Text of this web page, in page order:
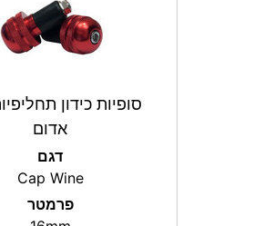
סופיות כידון
אדום
דגם
Cap Wine
פרמטר